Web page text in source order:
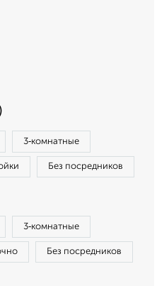
3‑комнатные
Без посредников
3‑комнатные
Без посредников